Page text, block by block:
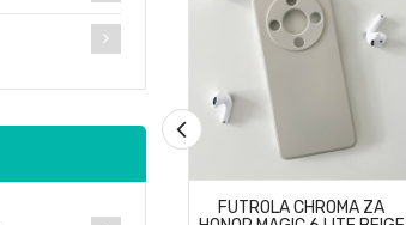
FUTROLA CHROMA ZA